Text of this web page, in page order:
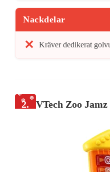
Nackdelar
Kräver dedikerat
2. VTech Zoo